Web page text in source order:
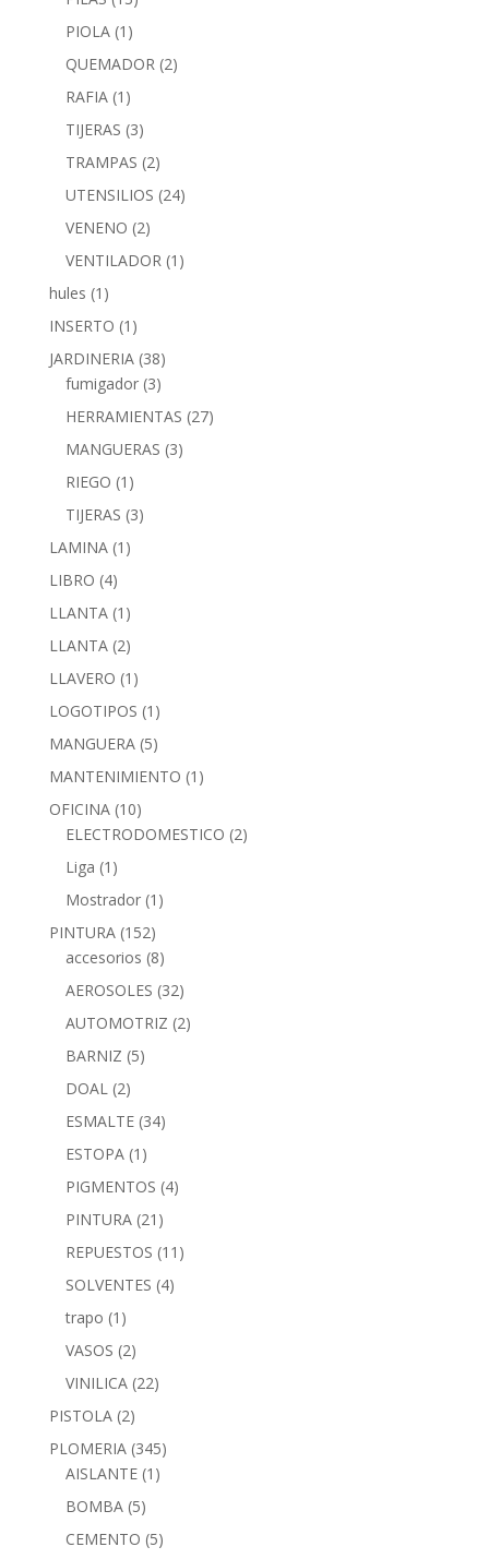
PIOLA (1)
QUEMADOR (2)
RAFIA (1)
TIJERAS (3)
TRAMPAS (2)
UTENSILIOS (24)
VENENO (2)
VENTILADOR (1)
hules (1)
INSERTO (1)
JARDINERIA (38)
fumigador (3)
HERRAMIENTAS (27)
MANGUERAS (3)
RIEGO (1)
TIJERAS (3)
LAMINA (1)
LIBRO (4)
LLANTA (1)
LLANTA (2)
LLAVERO (1)
LOGOTIPOS (1)
MANGUERA (5)
MANTENIMIENTO (1)
OFICINA (10)
ELECTRODOMESTICO (2)
Liga (1)
Mostrador (1)
PINTURA (152)
accesorios (8)
AEROSOLES (32)
AUTOMOTRIZ (2)
BARNIZ (5)
DOAL (2)
ESMALTE (34)
ESTOPA (1)
PIGMENTOS (4)
PINTURA (21)
REPUESTOS (11)
SOLVENTES (4)
trapo (1)
VASOS (2)
VINILICA (22)
PISTOLA (2)
PLOMERIA (345)
AISLANTE (1)
BOMBA (5)
CEMENTO (5)